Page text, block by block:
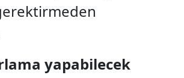
yapabilecek